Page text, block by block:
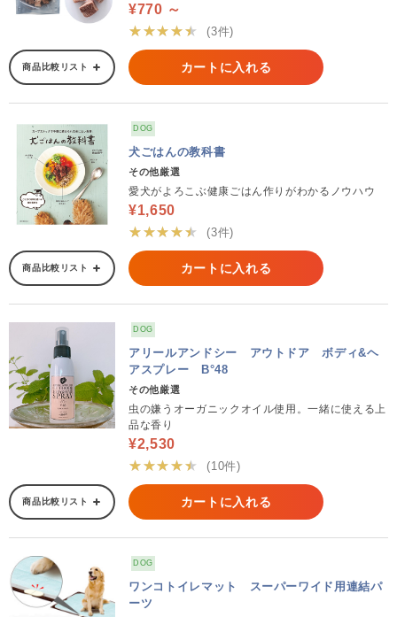
¥770 ～
★★★★★
(3件)
商品比較リスト カートに入れる
DOG
犬ごはんの教科書
その他厳選
愛犬がよろこぶ健康ごはん作りがわかるノウハウ
¥1,650
★★★★★
(3件)
商品比較リスト カートに入れる
DOG
アリールアンドシー アウトドア ボディ&ヘ
アスプレー B°48
その他厳選
虫の嫌うオーガニックオイル使用。一緒に使える上
品な香り
¥2,530
★★★★★
(10件)
商品比較リスト カートに入れる
DOG
ワンコトイレマット スーパーワイド用連結パ
ーツ